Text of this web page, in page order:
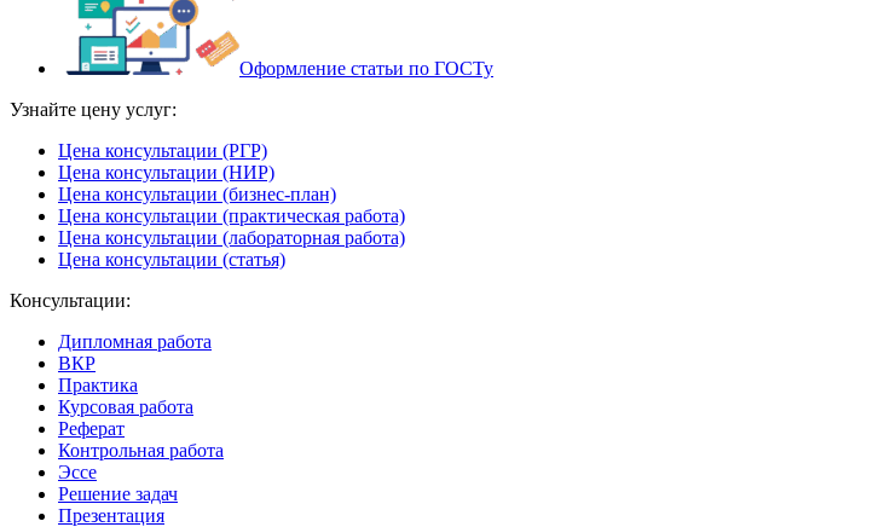
Оформление статьи по ГОСТу
Узнайте цену услуг:
Цена консультации (РГР)
Цена консультации (НИР)
Цена консультации (бизнес-план)
Цена консультации (практическая работа)
Цена консультации (лабораторная работа)
Цена консультации (статья)
Консультации:
Дипломная работа
ВКР
Практика
Курсовая работа
Реферат
Контрольная работа
Эссе
Решение задач
Презентация